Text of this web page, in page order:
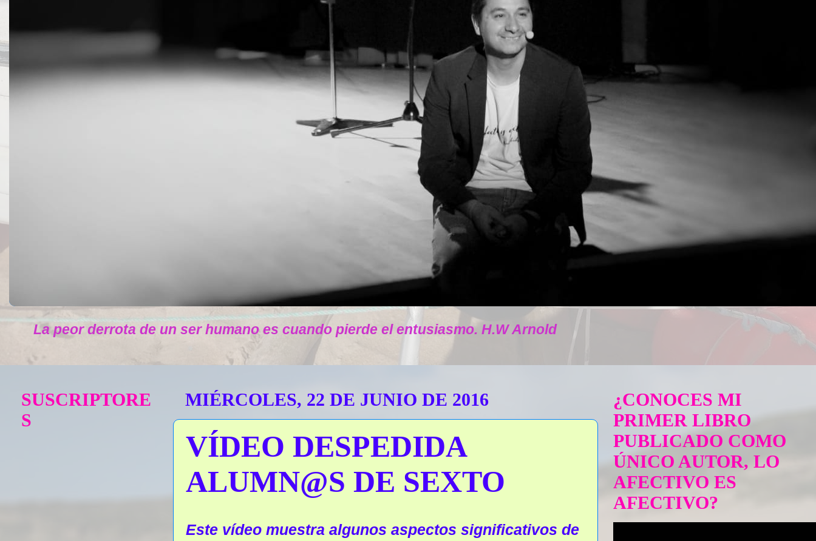
La peor derrota de un ser humano es cuando pierde el entusiasmo. H.W Arnold
MIÉRCOLES, 22 DE JUNIO DE 2016
VÍDEO DESPEDIDA
ALUMN@S DE SEXTO
Este vídeo muestra algunos aspectos significativos de
SUSCRIPTORE
S
¿CONOCES MI
PRIMER LIBRO
PUBLICADO COMO
ÚNICO AUTOR, LO
AFECTIVO ES
AFECTIVO?